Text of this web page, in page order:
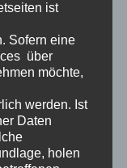
aus dem
bis 1976 eine
ist
Sofern eine
über
möchte,
werden. Ist
Daten
holen